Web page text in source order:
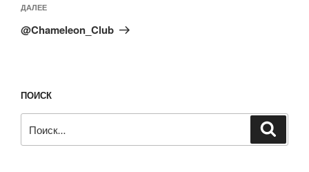
Следующая
запись
ДАЛЕЕ
@Chameleon_Club
ПОИСК